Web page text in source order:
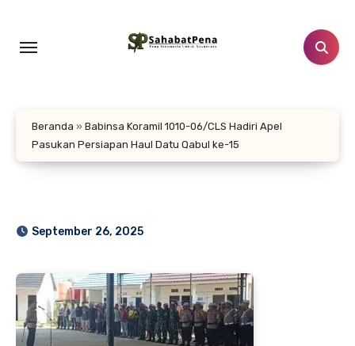
konten
Beranda » Babinsa Koramil 1010-06/CLS Hadiri Apel
Pasukan Persiapan Haul Datu Qabul ke-15
September 26, 2025